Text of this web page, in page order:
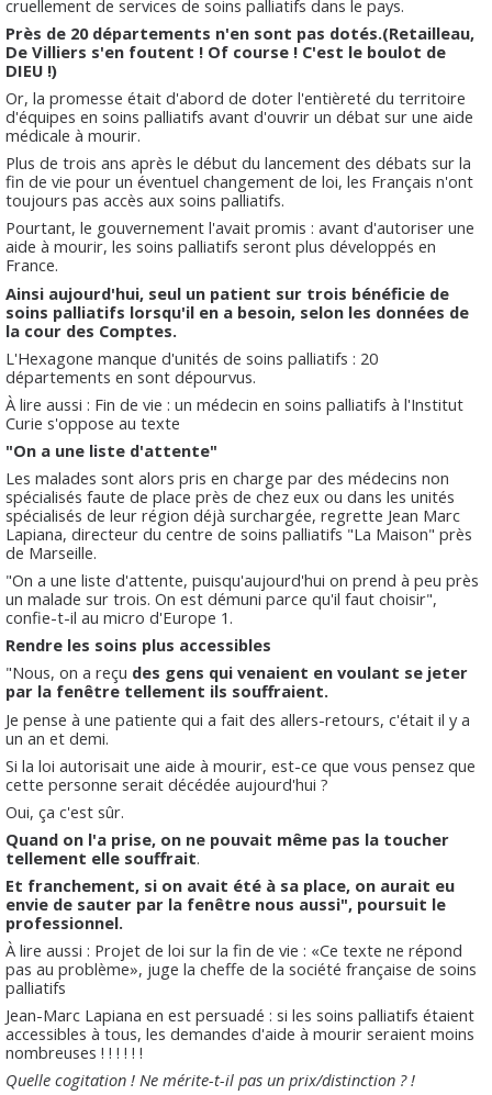
cruellement de services de soins palliatifs dans le pays.
Près de 20 départements n'en sont pas dotés.(Retailleau,
De Villiers s'en foutent ! Of course ! C'est le boulot de
DIEU !)
Or, la promesse était d'abord de doter l'entièreté du territoire
d'équipes en soins palliatifs avant d'ouvrir un débat sur une aide
médicale à mourir.
Plus de trois ans après le début du lancement des débats sur la
fin de vie pour un éventuel changement de loi, les Français n'ont
toujours pas accès aux soins palliatifs.
Pourtant, le gouvernement l'avait promis : avant d'autoriser une
aide à mourir, les soins palliatifs seront plus développés en
France.
Ainsi aujourd'hui, seul un patient sur trois bénéficie de
soins palliatifs lorsqu'il en a besoin, selon les données de
la cour des Comptes.
L'Hexagone manque d'unités de soins palliatifs : 20
départements en sont dépourvus.
À lire aussi : Fin de vie : un médecin en soins palliatifs à l'Institut
Curie s'oppose au texte
"On a une liste d'attente"
Les malades sont alors pris en charge par des médecins non
spécialisés faute de place près de chez eux ou dans les unités
spécialisés de leur région déjà surchargée, regrette Jean Marc
Lapiana, directeur du centre de soins palliatifs "La Maison" près
de Marseille.
"On a une liste d'attente, puisqu'aujourd'hui on prend à peu près
un malade sur trois. On est démuni parce qu'il faut choisir",
confie-t-il au micro d'Europe 1.
Rendre les soins plus accessibles
"Nous, on a reçu des gens qui venaient en voulant se jeter
par la fenêtre tellement ils souffraient.
Je pense à une patiente qui a fait des allers-retours, c'était il y a
un an et demi.
Si la loi autorisait une aide à mourir, est-ce que vous pensez que
cette personne serait décédée aujourd'hui ?
Oui, ça c'est sûr.
Quand on l'a prise, on ne pouvait même pas la toucher
tellement elle souffrait.
Et franchement, si on avait été à sa place, on aurait eu
envie de sauter par la fenêtre nous aussi", poursuit le
professionnel.
À lire aussi : Projet de loi sur la fin de vie : «Ce texte ne répond
pas au problème», juge la cheffe de la société française de soins
palliatifs
Jean-Marc Lapiana en est persuadé : si les soins palliatifs étaient
accessibles à tous, les demandes d'aide à mourir seraient moins
nombreuses ! ! ! ! ! !
Quelle cogitation ! Ne mérite-t-il pas un prix/distinction ? !